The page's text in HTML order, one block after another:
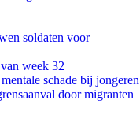
soldaten voor
week 32
schade bij jongeren
door migranten